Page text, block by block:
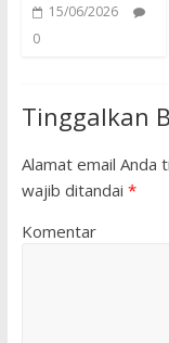
15/06/2026
0
Tinggalkan
Alamat email Anda
wajib ditandai *
Komentar